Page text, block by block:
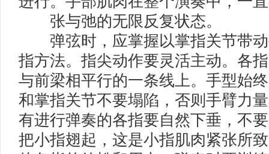
张与弛的无限反复状态。
弹弦时，应掌握以掌指关节带动
指方法。指尖动作要灵活主动。各
与前梁相平行的一条线上。手型始
和掌指关节不要塌陷，否则手臂力
有进行弹奏的各指要自然下垂，不
把小指翅起，这是小指肌肉紧张所